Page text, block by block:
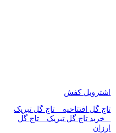
اشتروبل کفش
تاج گل افتتاحیه _ تاج گل تبریک
_ خرید تاج گل تبریک _ تاج گل
ارزان